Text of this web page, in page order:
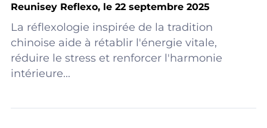
Reunisey Reflexo, le 22 septembre 2025
La réflexologie inspirée de la tradition
chinoise aide à rétablir l'énergie vitale,
réduire le stress et renforcer l'harmonie
intérieure...